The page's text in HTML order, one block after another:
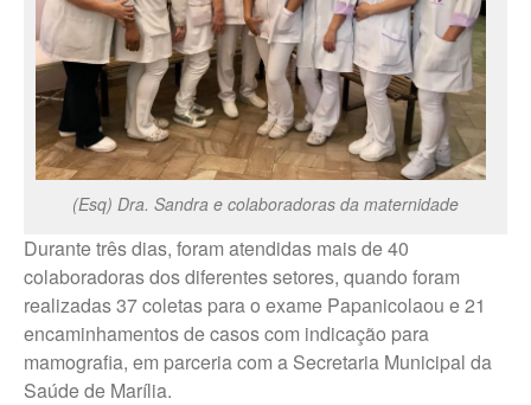
Trabalhe Conosco Ribeirão do
Sul – SP
Trabalhe Conosco São Pedro
do Turvo – SP
CANAL DE DENÚNCIAS
Fale Conosco
Fale Conosco – Ibirarema
Fale Conosco – Campos Novos
Paulista
Fale Conosco – Marília
(Esq) Dra. Sandra e colaboradoras da maternidade
Durante três dias, foram atendidas mais de 40
colaboradoras dos diferentes setores, quando foram
realizadas 37 coletas para o exame Papanicolaou e 21
encaminhamentos de casos com indicação para
mamografia, em parceria com a Secretaria Municipal da
Saúde de Marília.